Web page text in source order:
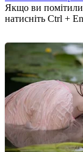
Якщо ви помітили
натисніть Ctrl +